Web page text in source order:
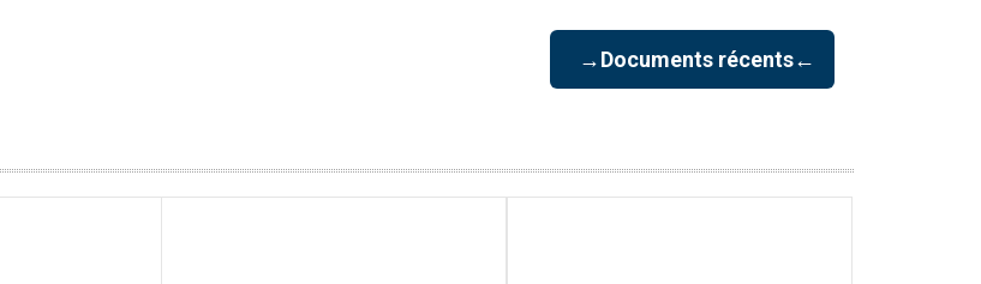
→Documents récents←